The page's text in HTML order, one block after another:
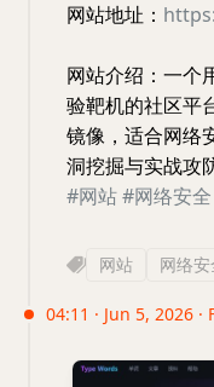
网站地址：
网站介绍：一个
验靶机的社区平
镜像，适合网络
洞挖掘与实战攻
#网站#网络安全
网站 网络安
04:11 · Jun 5, 2026 ·